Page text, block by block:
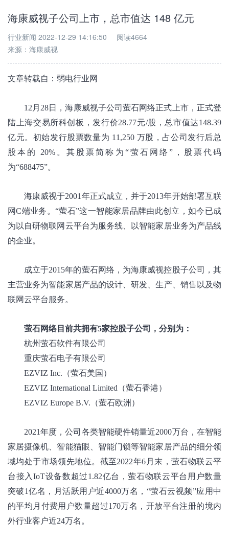
海康威视子公司上市，总市值达 148 亿元
行业新闻 2022-12-29 14:16:50
阅读4664
来源： 海康威视
文章转载自： 弱电行业网
12月28日，海康威视子公司萤石网络正式上市，正式登
陆上海交易所科创板，发行价28.77元/股，总市值达148.39
亿元。 初始发行股票数量为 11,250 万股，占公司发行后总
股本的 20%。其股票简称为“萤石网络”，股票代码
为“688475”。
海康威视于2001年正式成立，并于2013年开始部署互联
网C端业务。“萤石”这一智能家居品牌由此创立，如今已成
为以自研物联网云平台为服务线、以智能家居业务为产品线
的企业。
成立于2015年的萤石网络，为海康威视控股子公司，其
主营业务为智能家居产品的设计、研发、生产、销售以及物
联网云平台服务。
萤石网络目前共拥有5家控股子公司，分别为：
杭州萤石软件有限公司
重庆萤石电子有限公司
EZVIZ Inc.（萤石美国）
EZVIZ International Limited（萤石香港）
EZVIZ Europe B.V.（萤石欧洲）
2021年度，公司各类智能硬件销量近2000万台，在智能
家居摄像机、智能猫眼、智能门锁等智能家居产品的细分领
域均处于市场领先地位。截至2022年6月末，萤石物联云平
台接入IoT设备数超过1.82亿台，萤石物联云平台用户数量
突破1亿名，月活跃用户近4000万名，“萤石云视频”应用中
的平均月付费用户数量超过170万名，开放平台注册的境内
外行业客户近24万名。